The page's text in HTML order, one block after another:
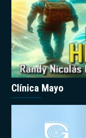
Clínica Mayo